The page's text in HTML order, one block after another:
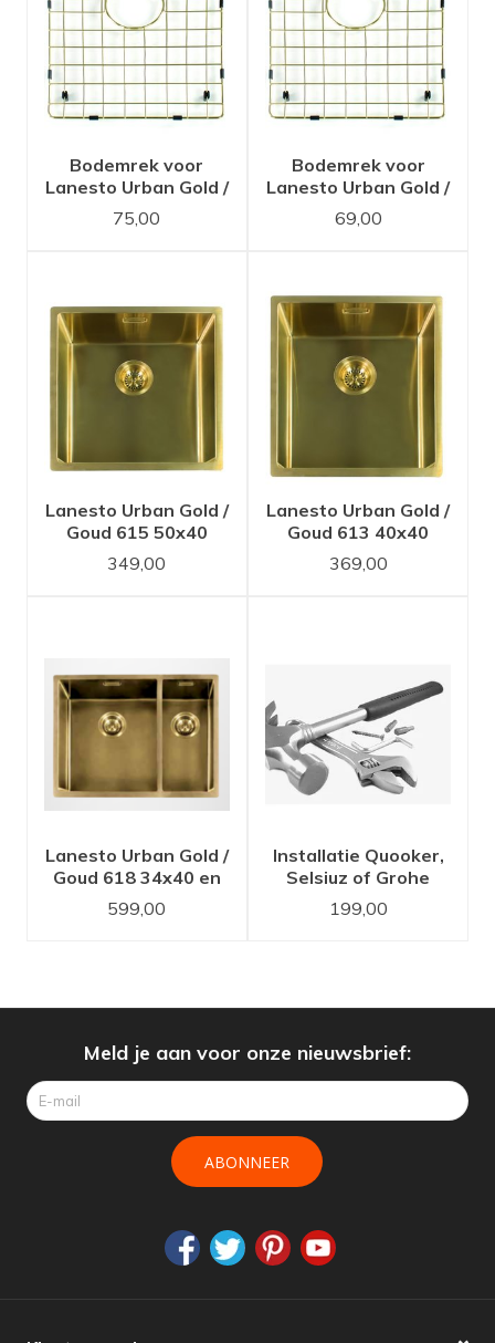
Bodemrek voor
Lanesto Urban Gold /
Goud 50x40
spoelbak
75,00
Bodemrek voor
Lanesto Urban Gold /
Goud 40x40
spoelbak
69,00
Lanesto Urban Gold /
Goud 615 50x40
spoelbak
349,00
Lanesto Urban Gold /
Goud 613 40x40
spoelbak
369,00
Lanesto Urban Gold /
Goud 618 34x40 en
18x40 spoelbak
599,00
Installatie Quooker,
Selsiuz of Grohe
kokend water kraan
set
199,00
Meld je aan voor onze nieuwsbrief:
ABONNEER